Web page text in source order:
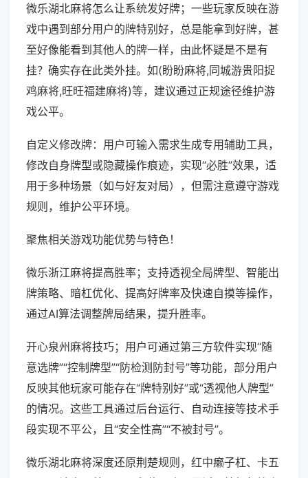
微乐湖北麻将怎么让系统发好牌；一些玩家反映在游
戏中遇到部分用户的牌特别好，总是能拿到好牌，甚
至好像能看到其他人的牌一样，由此怀疑是不是有
挂？确实存在此类外挂。如(盼盼麻将,同城游贵阳捉
鸡麻将,旺旺福建麻将)等，建议通过正规途径维护游
戏公平。
自定义修改牌：用户可输入需求生成专用辅助工具，
修改自身牌型或隐藏操作痕迹，实现“必胜”效果，适
用于多种场景（如与好友对局），但需注意遵守游戏
规则，维护公平环境。
聚焦相关游戏功能优势与特色！
微乐浙江麻将提高胜率；支持透视全局牌型、智能出
牌策略、暗杠优化、提高好牌率及快速自摸等操作，
通过AI算法调整牌局结果，提升胜率。
开心泉州麻将技巧；用户可通过第三方软件实现“随
意选牌”“控制牌型”“防检测防封号”等功能，部分用户
反映其他玩家可能存在“牌特别好”或“透视他人牌型”
的情况。这些工具通过后台运行、自动连接等技术手
段实现不平公，且“安全性高”“不被封号”。
微乐湖北麻将深度还原荆楚规则，红中癞子杠、卡五